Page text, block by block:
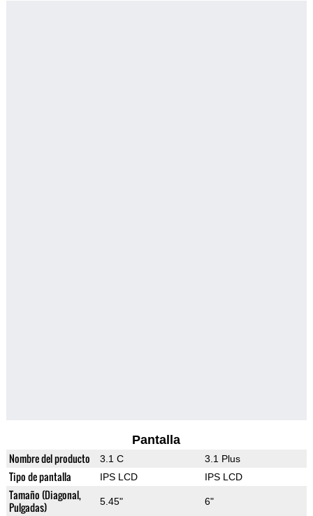
Pantalla
Nombre del producto 3.1 C 3.1 Plus
Tipo de pantalla IPS LCD IPS LCD
Tamaño (Diagonal,
Pulgadas)
5.45" 6"